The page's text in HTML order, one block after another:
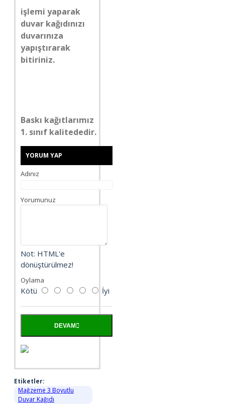
işlemi yaparak
duvar kağıdınızı
duvarınıza
yapıştırarak
bitiriniz.
Baskı kağıtlarımız
1. sınıf kalitededir.
YORUM YAP
Adınız
Yorumunuz
Not: HTML'e
dönüştürülmez!
Oylama
Kötü İyi
DEVAM
Etiketler:
Mağzeme 3 Boyutlu
Duvar Kağıdı